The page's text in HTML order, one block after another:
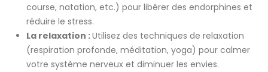
course, natation, etc.) pour libérer des endorphines et
réduire le stress.
La relaxation :Utilisez des techniques de relaxation
(respiration profonde, méditation, yoga) pour calmer
votre système nerveux et diminuer les envies.